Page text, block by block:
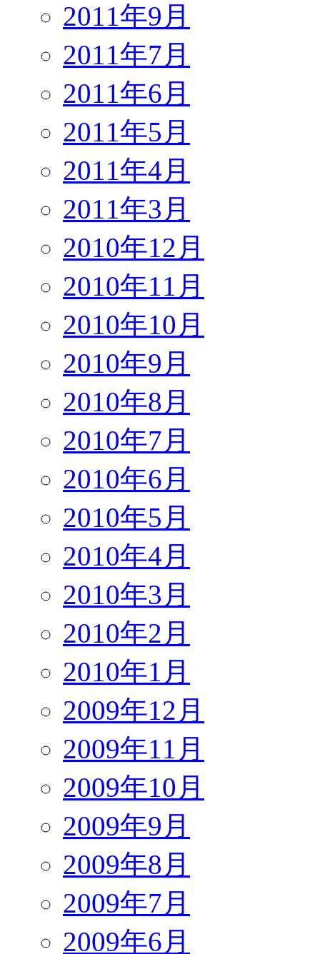
2011年9月
2011年7月
2011年6月
2011年5月
2011年4月
2011年3月
2010年12月
2010年11月
2010年10月
2010年9月
2010年8月
2010年7月
2010年6月
2010年5月
2010年4月
2010年3月
2010年2月
2010年1月
2009年12月
2009年11月
2009年10月
2009年9月
2009年8月
2009年7月
2009年6月